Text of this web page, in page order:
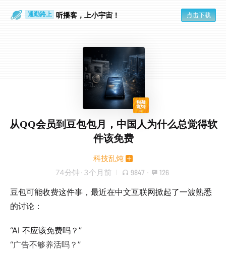
通勤路上 听播客，上小宇宙！ 点击下载
从QQ会员到豆包包月，中国人为什么总觉得软
件该免费
科技乱炖
74分钟 · 3个月前 9847 · 126
豆包可能收费这件事，最近在中文互联网掀起了一波熟悉
的讨论：
“AI 不应该免费吗？”
“广告不够养活吗？”